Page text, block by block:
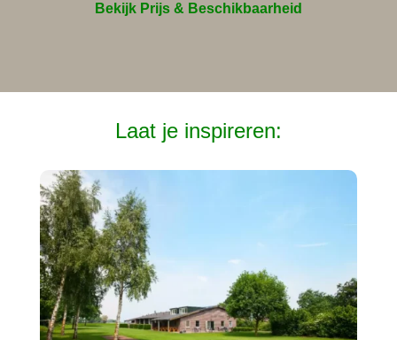
Bekijk Prijs & Beschikbaarheid
Laat je inspireren: